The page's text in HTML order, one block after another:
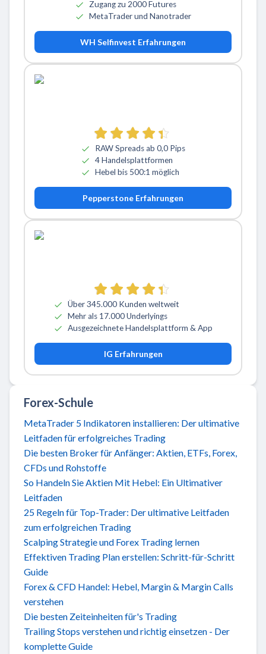
Zugang zu 2000 Futures
MetaTrader und Nanotrader
WH Selfinvest Erfahrungen
RAW Spreads ab 0,0 Pips
4 Handelsplattformen
Hebel bis 500:1 möglich
Pepperstone Erfahrungen
Über 345.000 Kunden weltweit
Mehr als 17.000 Underlyings
Ausgezeichnete Handelsplattform & App
IG Erfahrungen
Forex-Schule
MetaTrader 5 Indikatoren installieren: Der ultimative
Leitfaden für erfolgreiches Trading
Die besten Broker für Anfänger: Aktien, ETFs, Forex,
CFDs und Rohstoffe
So Handeln Sie Aktien Mit Hebel: Ein Ultimativer
Leitfaden
25 Regeln für Top-Trader: Der ultimative Leitfaden
zum erfolgreichen Trading
Scalping Strategie und Forex Trading lernen
Effektiven Trading Plan erstellen: Schritt-für-Schritt
Guide
Forex & CFD Handel: Hebel, Margin & Margin Calls
verstehen
Die besten Zeiteinheiten für's Trading
Trailing Stops verstehen und richtig einsetzen - Der
komplette Guide